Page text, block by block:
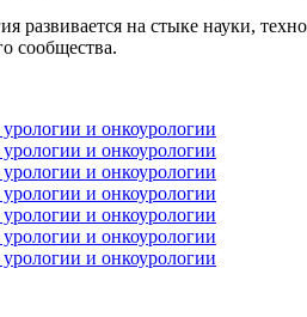
развивается на стыке науки,
сообщества.